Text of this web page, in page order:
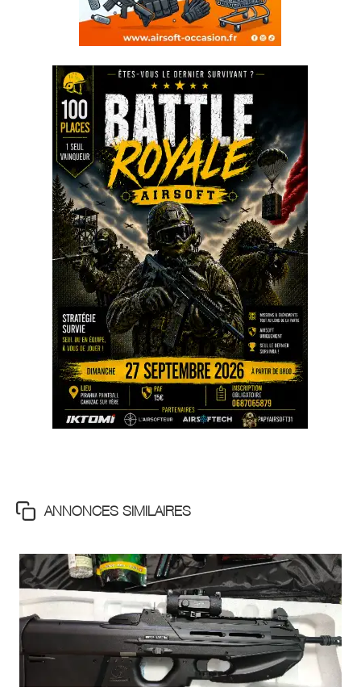
ANNONCES SIMILAIRES